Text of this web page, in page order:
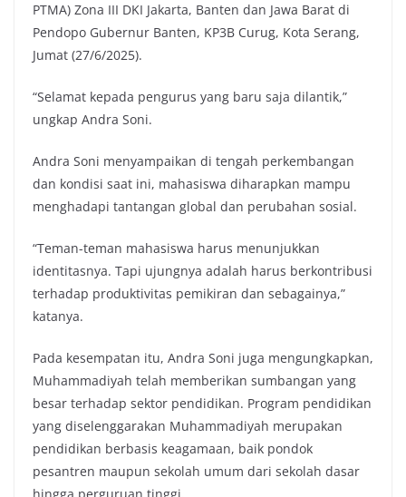
PTMA) Zona III DKI Jakarta, Banten dan Jawa Barat di
Pendopo Gubernur Banten, KP3B Curug, Kota Serang,
Jumat (27/6/2025).
“Selamat kepada pengurus yang baru saja dilantik,”
ungkap Andra Soni.
Andra Soni menyampaikan di tengah perkembangan
dan kondisi saat ini, mahasiswa diharapkan mampu
menghadapi tantangan global dan perubahan sosial.
“Teman-teman mahasiswa harus menunjukkan
identitasnya. Tapi ujungnya adalah harus berkontribusi
terhadap produktivitas pemikiran dan sebagainya,”
katanya.
Pada kesempatan itu, Andra Soni juga mengungkapkan,
Muhammadiyah telah memberikan sumbangan yang
besar terhadap sektor pendidikan. Program pendidikan
yang diselenggarakan Muhammadiyah merupakan
pendidikan berbasis keagamaan, baik pondok
pesantren maupun sekolah umum dari sekolah dasar